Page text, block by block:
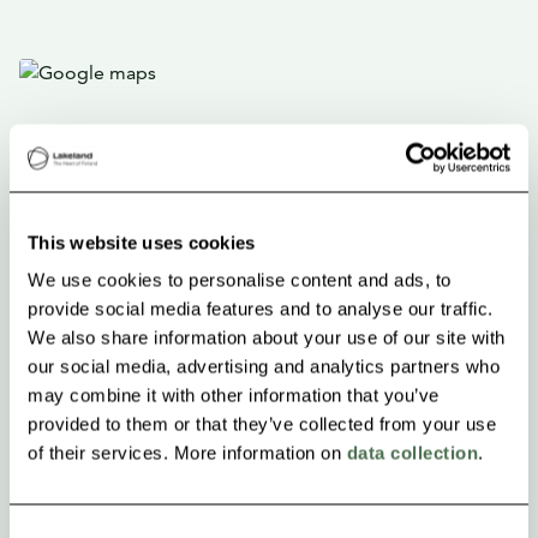
This website uses cookies
We use cookies to personalise content and ads, to
provide social media features and to analyse our traffic.
We also share information about your use of our site with
our social media, advertising and analytics partners who
may combine it with other information that you’ve
provided to them or that they’ve collected from your use
of their services. More information on data collection.